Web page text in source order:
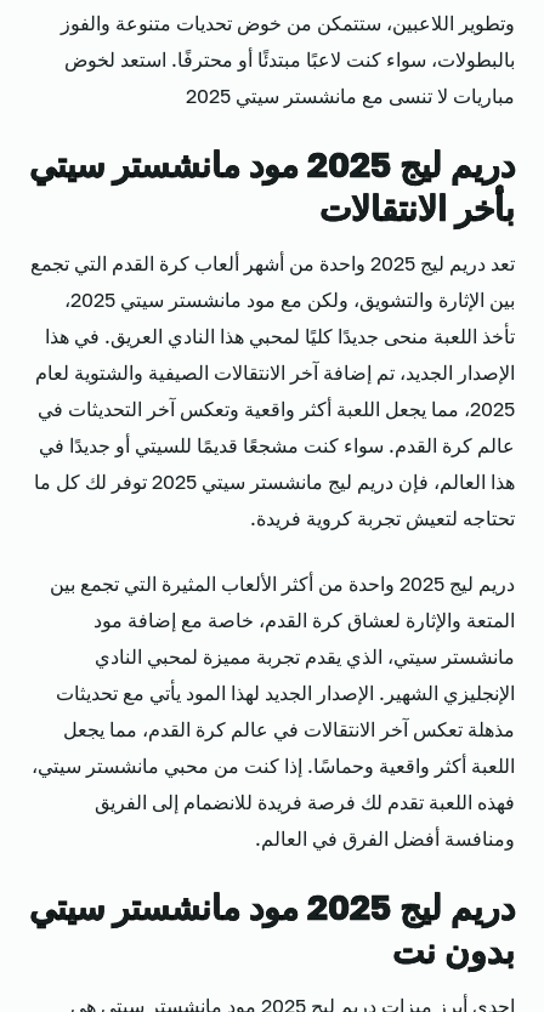
وتطوير اللاعبين، ستتمكن من خوض تحديات متنوعة والفوز
بالبطولات، سواء كنت لاعبًا مبتدئًا أو محترفًا. استعد لخوض
مباريات لا تنسى مع مانشستر سيتي 2025
دريم ليج 2025 مود مانشستر سيتي
بأخر الانتقالات
تعد دريم ليج 2025 واحدة من أشهر ألعاب كرة القدم التي تجمع
بين الإثارة والتشويق، ولكن مع مود مانشستر سيتي 2025،
تأخذ اللعبة منحى جديدًا كليًا لمحبي هذا النادي العريق. في هذا
الإصدار الجديد، تم إضافة آخر الانتقالات الصيفية والشتوية لعام
2025، مما يجعل اللعبة أكثر واقعية وتعكس آخر التحديثات في
عالم كرة القدم. سواء كنت مشجعًا قديمًا للسيتي أو جديدًا في
هذا العالم، فإن دريم ليج مانشستر سيتي 2025 توفر لك كل ما
تحتاجه لتعيش تجربة كروية فريدة.
دريم ليج 2025 واحدة من أكثر الألعاب المثيرة التي تجمع بين
المتعة والإثارة لعشاق كرة القدم، خاصة مع إضافة مود
مانشستر سيتي، الذي يقدم تجربة مميزة لمحبي النادي
الإنجليزي الشهير. الإصدار الجديد لهذا المود يأتي مع تحديثات
مذهلة تعكس آخر الانتقالات في عالم كرة القدم، مما يجعل
اللعبة أكثر واقعية وحماسًا. إذا كنت من محبي مانشستر سيتي،
فهذه اللعبة تقدم لك فرصة فريدة للانضمام إلى الفريق
ومنافسة أفضل الفرق في العالم.
دريم ليج 2025 مود مانشستر سيتي
بدون نت
إحدى أبرز ميزات دريم ليج 2025 مود مانشستر سيتي هي